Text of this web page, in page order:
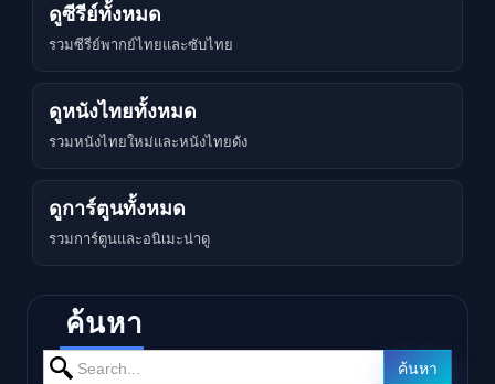
ดูซีรีย์ทั้งหมด
รวมซีรีย์พากย์ไทยและซับไทย
ดูหนังไทยทั้งหมด
รวมหนังไทยใหม่และหนังไทยดัง
ดูการ์ตูนทั้งหมด
รวมการ์ตูนและอนิเมะน่าดู
ค้นหา
Search for: ค้นหา